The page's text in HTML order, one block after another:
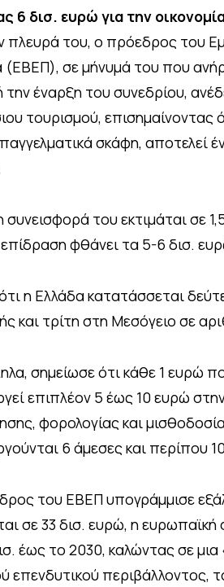
6 δισ. ευρώ για την
πλευρά του, ο πρόεδρος του
(ΕΒΕΠ), σε μήνυμά του που
έναρξη του συνεδρίου,
τουρισμού,
σκάφη, αποτελεί
συνεισφορά του εκτιμάται σε
φθάνει τα 5-6 δισ.
η Ελλάδα κατατάσσεται
και τρίτη στη Μεσόγειο σε
σημείωσε ότι κάθε 1 ευρώ
επιπλέον 5 έως 10 ευρώ
φορολογίας και
6 άμεσες και περίπου
του ΕΒΕΠ υπογράμμισε
σε 33 δισ. ευρώ, η ευρωπαϊκή
έως το 2030, καλώντας σε μια
επενδυτικού περιβάλλοντος,